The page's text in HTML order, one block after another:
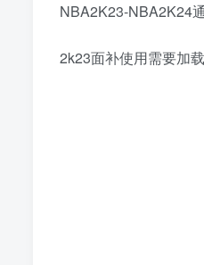
NBA2K23-NBA2K24
2k23面补使用需要加